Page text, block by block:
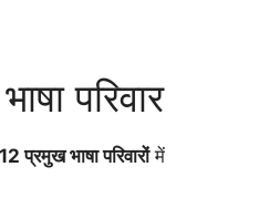
परिवार
12 प्रमुख भाषा परिवारोंमें